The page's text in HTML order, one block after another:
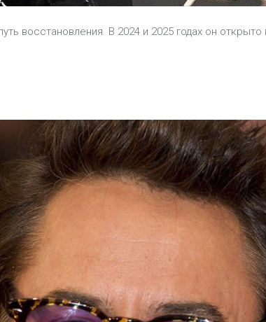
восстановления. В 2024 и 2025 годах он